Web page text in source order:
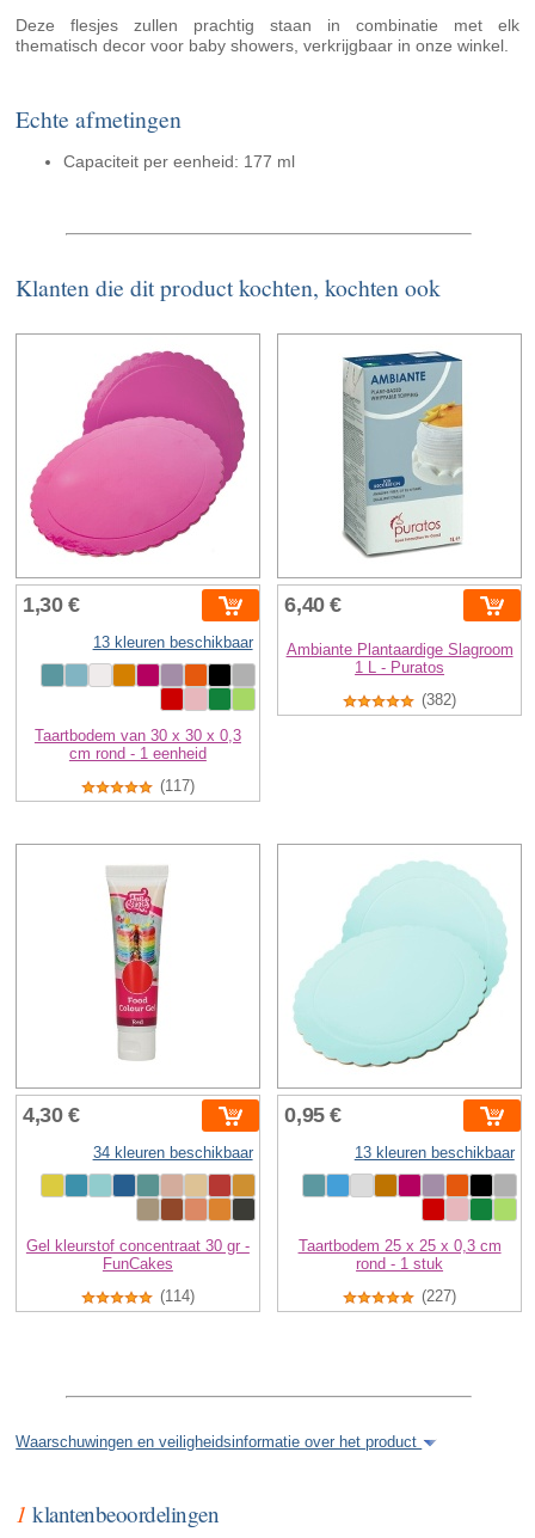
Deze flesjes zullen prachtig staan in combinatie met elk
thematisch decor voor baby showers, verkrijgbaar in onze winkel.
Echte afmetingen
Capaciteit per eenheid: 177 ml
Klanten die dit product kochten, kochten ook
1,30 €
13 kleuren beschikbaar
Taartbodem van 30 x 30 x 0,3
cm rond - 1 eenheid
(117)
6,40 €
Ambiante Plantaardige Slagroom
1 L - Puratos
(382)
4,30 €
34 kleuren beschikbaar
Gel kleurstof concentraat 30 gr -
FunCakes
(114)
0,95 €
13 kleuren beschikbaar
Taartbodem 25 x 25 x 0,3 cm
rond - 1 stuk
(227)
Waarschuwingen en veiligheidsinformatie over het product
1 klantenbeoordelingen